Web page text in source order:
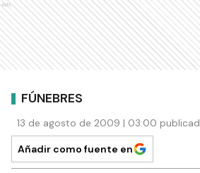
Ads
FÚNEBRES
13 de agosto de 2009 | 03:00
Añadir como fuente en